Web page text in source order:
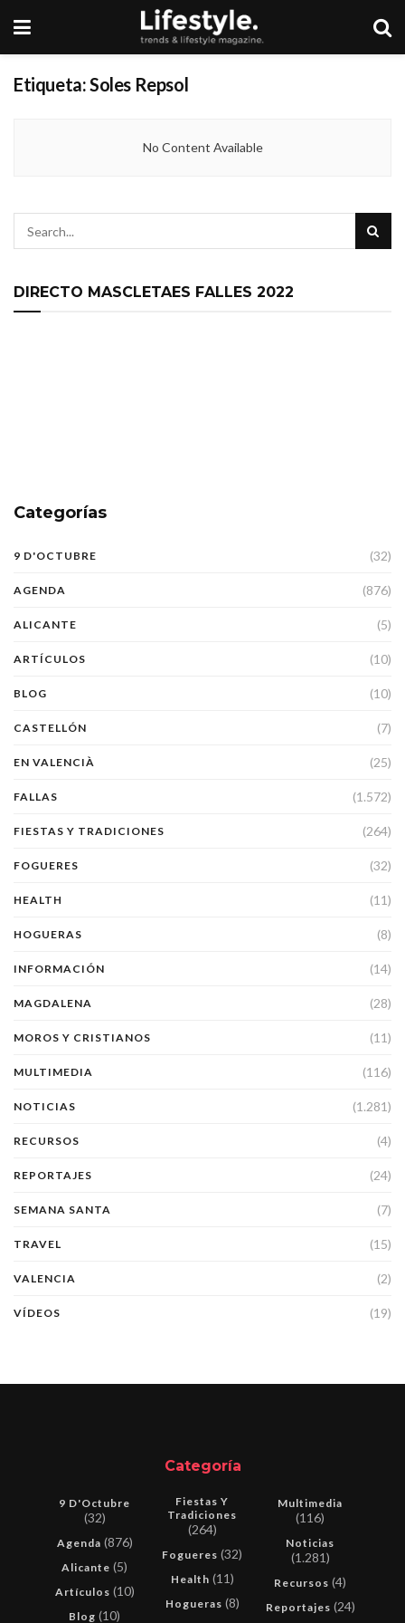
Etiqueta:Soles Repsol
No Content Available
DIRECTO MASCLETAES FALLES 2022
Categorías
9 D'OCTUBRE (32)
AGENDA (876)
ALICANTE (5)
ARTÍCULOS (10)
BLOG (10)
CASTELLÓN (7)
EN VALENCIÀ (25)
FALLAS (1.572)
FIESTAS Y TRADICIONES (264)
FOGUERES (32)
HEALTH (11)
HOGUERAS (8)
INFORMACIÓN (14)
MAGDALENA (28)
MOROS Y CRISTIANOS (11)
MULTIMEDIA (116)
NOTICIAS (1.281)
RECURSOS (4)
REPORTAJES (24)
SEMANA SANTA (7)
TRAVEL (15)
VALENCIA (2)
VÍDEOS (19)
Categoría
9 D'Octubre
(32)
Agenda (876)
Alicante (5)
Artículos (10)
Blog (10)
Fiestas Y
Tradiciones
(264)
Fogueres (32)
Health (11)
Hogueras (8)
Multimedia
(116)
Noticias
(1.281)
Recursos (4)
Reportajes (24)